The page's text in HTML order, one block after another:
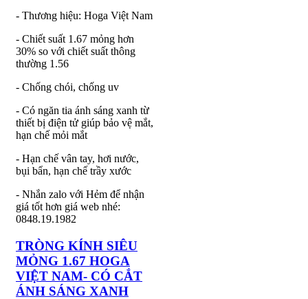
- Thương hiệu: Hoga Việt Nam
- Chiết suất 1.67 mỏng hơn
30% so với chiết suất thông
thường 1.56
- Chống chói, chống uv
- Có ngăn tia ánh sáng xanh từ
thiết bị điện tử giúp bảo vệ mắt,
hạn chế mỏi mắt
- Hạn chế vân tay, hơi nước,
bụi bẩn, hạn chế trầy xước
- Nhắn zalo với Hẻm để nhận
giá tốt hơn giá web nhé:
0848.19.1982
TRÒNG KÍNH SIÊU
MỎNG 1.67 HOGA
VIỆT NAM- CÓ CẮT
ÁNH SÁNG XANH